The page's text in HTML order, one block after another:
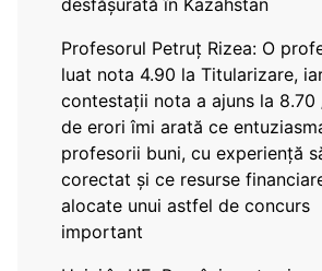
desfășurată în Kazahstan
Profesorul Petruț Rizea: O
luat nota 4.90 la Titularizare,
contestații nota a ajuns la 8.70
de erori îmi arată ce
profesorii buni, cu experiență
corectat și ce resurse
alocate unui astfel de concurs
important